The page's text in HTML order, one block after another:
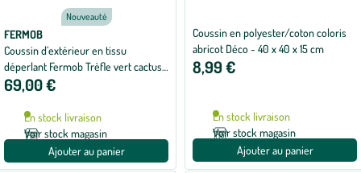
Nouveauté
FERMOB
Coussin d’extérieur en tissu
déperlant Fermob Trèfle vert cactus
- 44 x 44 cm
69,00 €
En stock livraison
Voir stock magasin
Ajouter au panier
Coussin en polyester/coton coloris
abricot Déco - 40 x 40 x 15 cm
8,99 €
En stock livraison
Voir stock magasin
Ajouter au panier